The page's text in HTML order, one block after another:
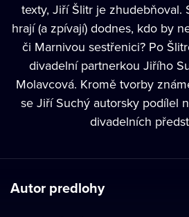
texty, Jiří Šlitr je zhudebňoval.
hrají (a zpívají) dodnes, kdo by
či Marnivou sestřenici? Po
divadelní partnerkou Jiřího
Molavcová. Kromě tvorby
se Jiří Suchý autorsky podílel
divadelních
Autor predlohy